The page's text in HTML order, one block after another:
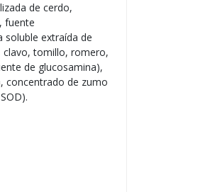
de cerdo,
fuente
soluble extraída de
clavo, tomillo, romero,
de glucosamina),
concentrado de zumo